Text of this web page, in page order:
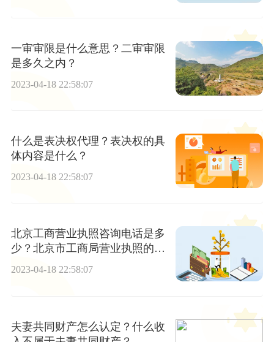
一审审限是什么意思？二审审限
是多久之内？
2023-04-18 22:58:07
什么是表决权代理？表决权的具
体内容是什么？
2023-04-18 22:58:07
北京工商营业执照咨询电话是多
少？北京市工商局营业执照的年
检的流程
2023-04-18 22:58:07
夫妻共同财产怎么认定？什么收